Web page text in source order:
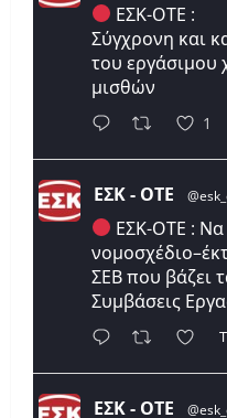
ΕΣΚ-ΟΤΕ :
Σύγχρονη και
του εργάσιμου
μισθών
1
ΕΣΚ - ΟΤΕ
ΕΣΚ-ΟΤΕ :
ΣΕΒ που βάζει
Συμβάσεις
ΕΣΚ - ΟΤΕ